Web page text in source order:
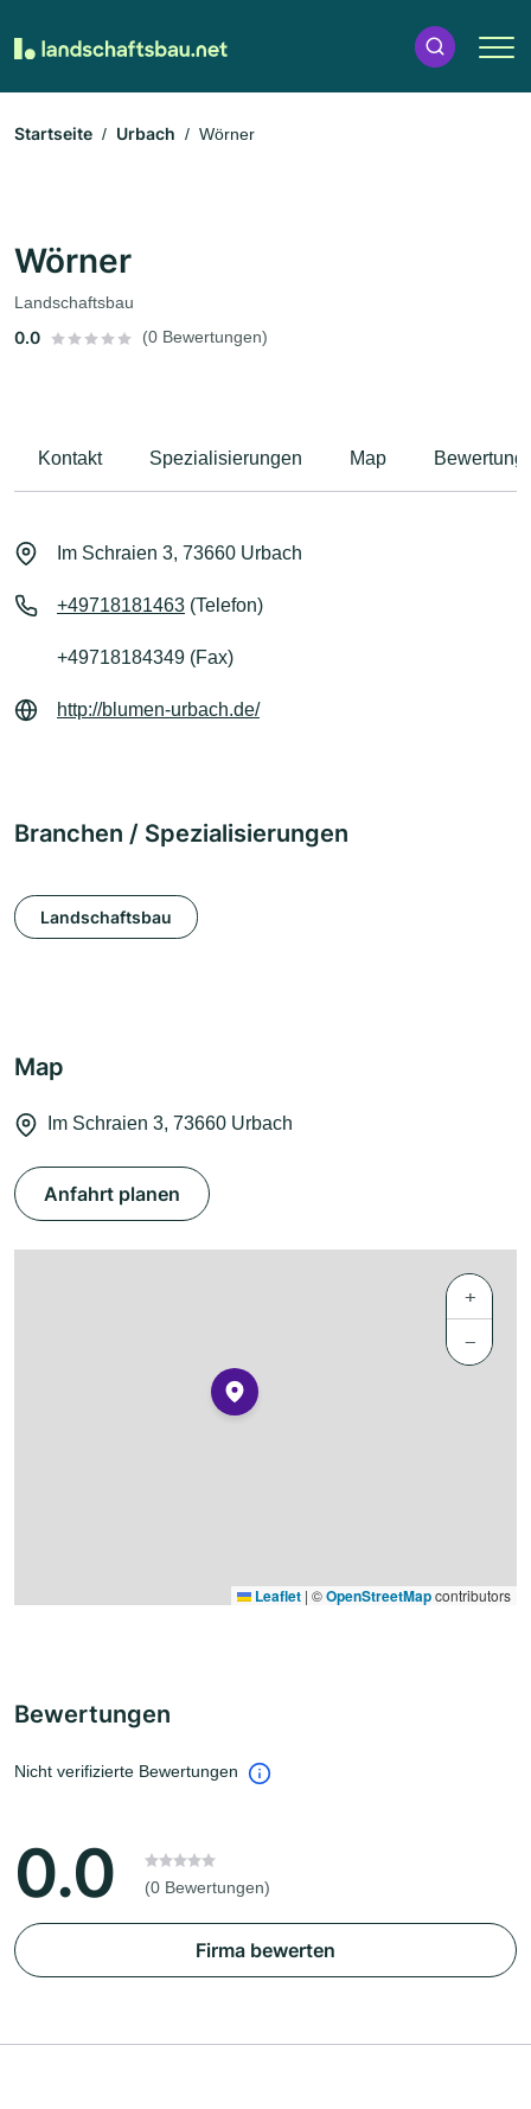
Startseite Urbach Wörner
Wörner
Landschaftsbau
0.0 (0 Bewertungen)
Kontakt Spezialisierungen Map
Im Schraien 3, 73660 Urbach
+49718181463 (Telefon)
+49718184349 (Fax)
http://blumen-urbach.de/
Branchen / Spezialisierungen
Landschaftsbau
Map
Im Schraien 3, 73660 Urbach
Anfahrt planen
+
−
Leaflet | ©OpenStreetMapcontributors
Bewertungen
Nicht verifizierte Bewertungen
0.0 (0 Bewertungen)
Firma bewerten